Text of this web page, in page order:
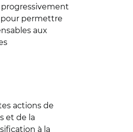
pour permettre
aux
actions de
et de la
à la